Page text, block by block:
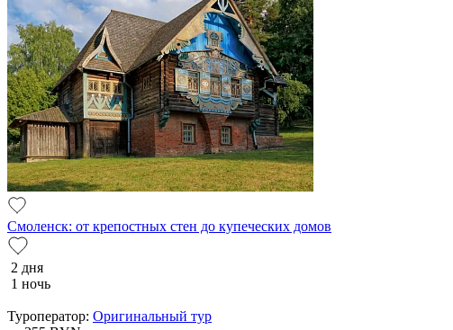
Смоленск: от крепостных стен до купеческих домов
2 дня
1 ночь
Туроператор: Оригинальный тур